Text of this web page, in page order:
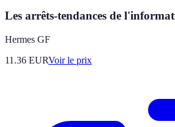
Les arrêts-tendances de
Hermes GF
11.36 EURVoir le prix